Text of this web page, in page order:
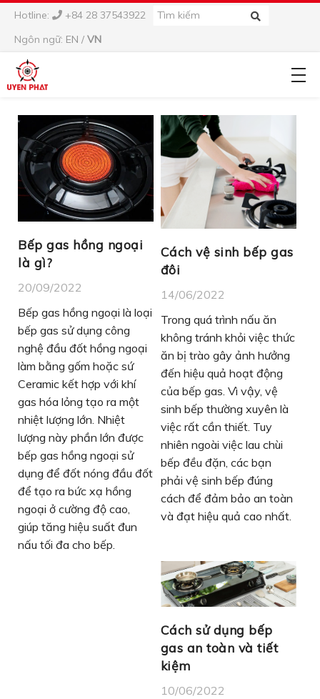
Hotline:
+84 28 37543922
Ngôn ngữ: EN / VN
Bếp gas hồng ngoại
là gì?
20/09/2022
Bếp gas hồng ngoại là loại
bếp gas sử dụng công
nghệ đầu đốt hồng ngoại
làm bằng gốm hoặc sứ
Ceramic kết hợp với khí
gas hóa lỏng tạo ra một
nhiệt lượng lớn. Nhiệt
lượng này phần lớn được
bếp gas hồng ngoại sử
dụng để đốt nóng đầu đốt
để tạo ra bức xạ hồng
ngoại ở cường độ cao,
giúp tăng hiệu suất đun
nấu tối đa cho bếp.
Cách vệ sinh bếp gas
đôi
14/06/2022
Trong quá trình nấu ăn
không tránh khỏi việc thức
ăn bị trào gây ảnh hưởng
đến hiệu quả hoạt động
của bếp gas. Vì vậy, vệ
sinh bếp thường xuyên là
việc rất cần thiết. Tuy
nhiên ngoài việc lau chùi
bếp đều đặn, các bạn
phải vệ sinh bếp đúng
cách để đảm bảo an toàn
và đạt hiệu quả cao nhất.
Cách sử dụng bếp
gas an toàn và tiết
kiệm
10/06/2022